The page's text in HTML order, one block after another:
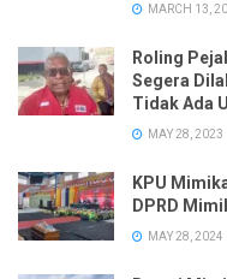
MARCH 13,
Roling
Segera
Tidak Ada
MAY 28, 2023
KPU
DPRD
MAY 28, 2024